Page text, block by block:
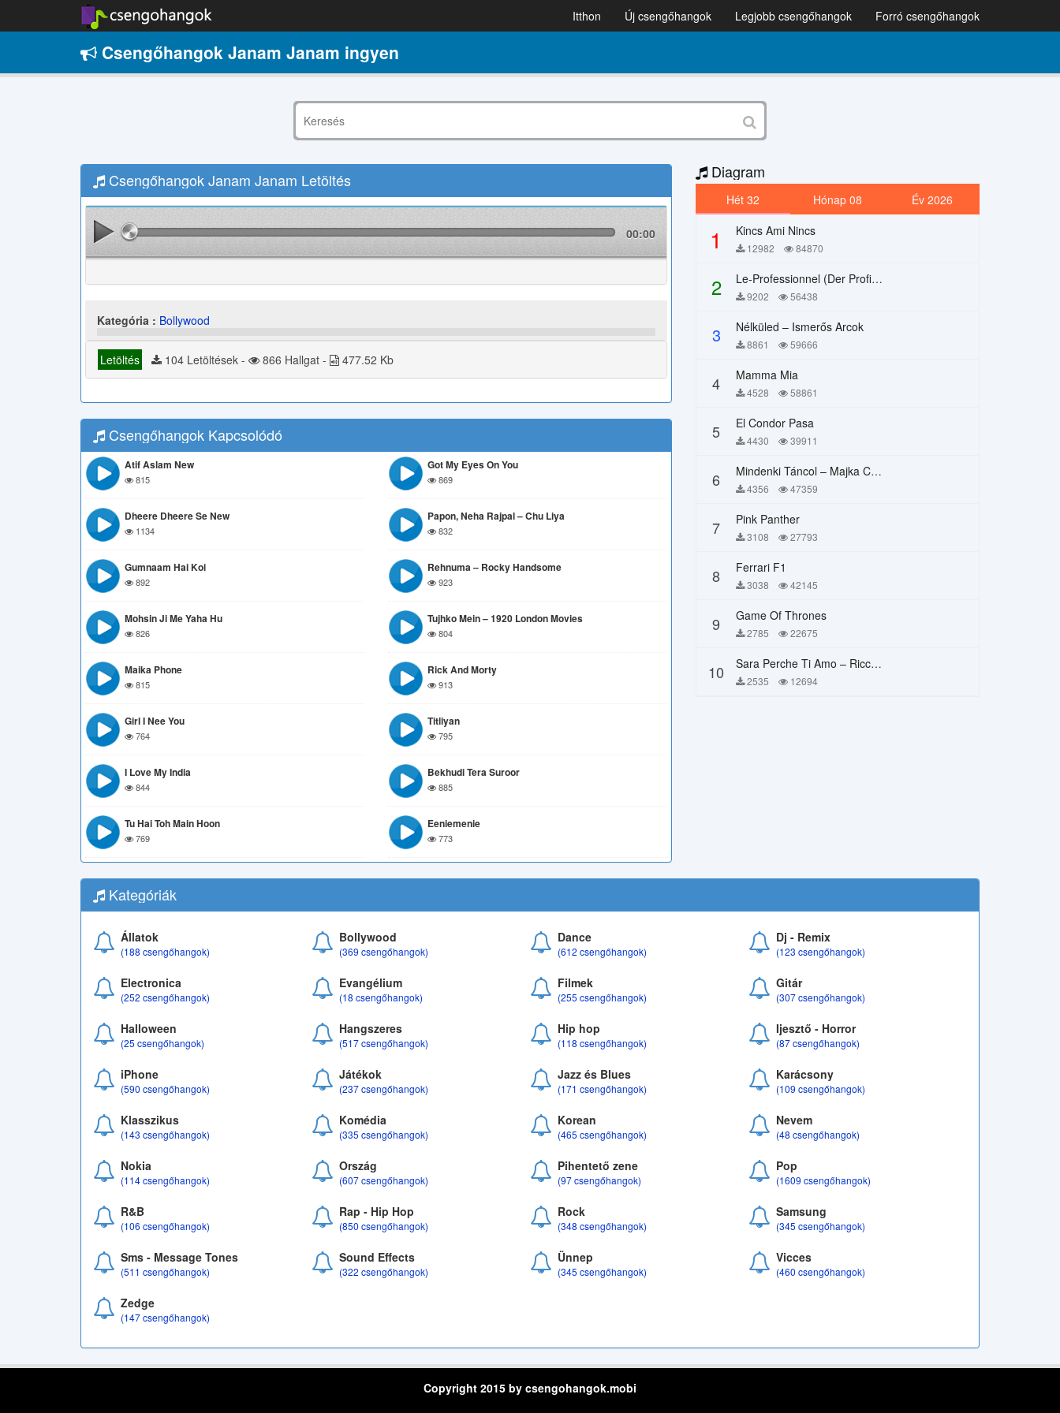
Itthon Új csengőhangok Legjobb csengőhangok Forró csengőhangok
Csengőhangok Janam Janam ingyen
Csengőhangok Janam Janam Letöltés
00:00
Kategória : Bollywood
Letöltés 104 Letöltések - 866 Hallgat - 477.52 Kb
Csengőhangok Kapcsolódó
Atif Aslam New
815
Got My Eyes On You
869
Dheere Dheere Se New
1134
Papon, Neha Rajpal – Chu Liya
832
Gumnaam Hai Koi
892
Rehnuma – Rocky Handsome
923
Mohsin Ji Me Yaha Hu
826
Tujhko Mein – 1920 London Movies
804
Maika Phone
815
Rick And Morty
913
Girl I Nee You
764
Titliyan
795
I Love My India
844
Bekhudi Tera Suroor
885
Tu Hai Toh Main Hoon
769
Eeniemenie
773
Diagram
Hét 32 Hónap 08 Év 2026
1 Kincs Ami Nincs
12982 84870
2 Le-Professionnel (Der Profi) – Chi Mai
9202 56438
3 Nélküled – Ismerős Arcok
8861 59666
4 Mamma Mia
4528 58861
5 El Condor Pasa
4430 39911
6 Mindenki Táncol – Majka Curtis, Péter Majoros
4356 47359
7 Pink Panther
3108 27793
8 Ferrari F1
3038 42145
9 Game Of Thrones
2785 22675
10 Sara Perche Ti Amo – Ricchi E Poveri
2535 12694
Kategóriák
Állatok
(188 csengőhangok)
Bollywood
(369 csengőhangok)
Dance
(612 csengőhangok)
Dj - Remix
(123 csengőhangok)
Electronica
(252 csengőhangok)
Evangélium
(18 csengőhangok)
Filmek
(255 csengőhangok)
Gitár
(307 csengőhangok)
Halloween
(25 csengőhangok)
Hangszeres
(517 csengőhangok)
Hip hop
(118 csengőhangok)
Ijesztő - Horror
(87 csengőhangok)
iPhone
(590 csengőhangok)
Játékok
(237 csengőhangok)
Jazz és Blues
(171 csengőhangok)
Karácsony
(109 csengőhangok)
Klasszikus
(143 csengőhangok)
Komédia
(335 csengőhangok)
Korean
(465 csengőhangok)
Nevem
(48 csengőhangok)
Nokia
(114 csengőhangok)
Ország
(607 csengőhangok)
Pihentető zene
(97 csengőhangok)
Pop
(1609 csengőhangok)
R&B
(106 csengőhangok)
Rap - Hip Hop
(850 csengőhangok)
Rock
(348 csengőhangok)
Samsung
(345 csengőhangok)
Sms - Message Tones
(511 csengőhangok)
Sound Effects
(322 csengőhangok)
Ünnep
(345 csengőhangok)
Vicces
(460 csengőhangok)
Zedge
(147 csengőhangok)
Copyright 2015 by csengohangok.mobi